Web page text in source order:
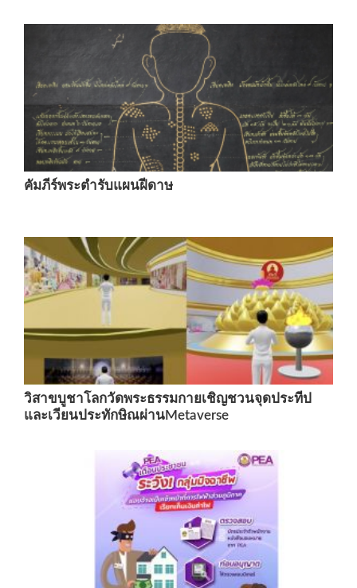
คัมภีร์พระตำรับแผนฝีดาษ
วิสาขบูชาโลกวัดพระธรรมกายเชิญชวนจุดประทีป
และเวียนประทักษิณผ่านMetaverse